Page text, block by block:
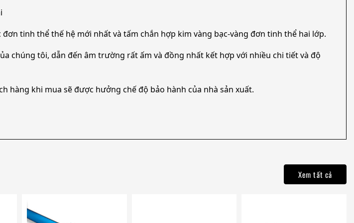
tinh thể thế hệ mới nhất và tấm chắn hợp kim vàng bạc-vàng đơn tinh thể hai lớp.
chúng tôi, dẫn đến âm trường rất ấm và đồng nhất kết hợp với nhiều chi tiết và độ
hàng khi mua sẽ được hưởng chế độ bảo hành của nhà sản xuất.
Xem tất cả